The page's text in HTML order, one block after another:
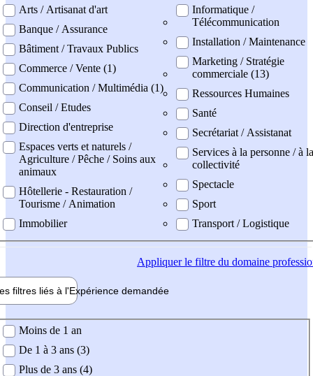
Arts / Artisanat d'art
Banque / Assurance
Bâtiment / Travaux Publics
Commerce / Vente (1)
Communication / Multimédia (1)
Conseil / Etudes
Direction d'entreprise
Espaces verts et naturels /
Agriculture / Pêche / Soins aux
animaux
Hôtellerie - Restauration /
Tourisme / Animation
Immobilier
Informatique /
Télécommunication
Installation / Maintenance
Marketing / Stratégie
commerciale (13)
Ressources Humaines
Santé
Secrétariat / Assistanat
Services à la personne / à la
collectivité
Spectacle
Sport
Transport / Logistique
Appliquerle filtre du domaine
filtres liés à l'Expérience demandée
demandée
Moins de 1 an
De 1 à 3 ans (3)
Plus de 3 ans (4)